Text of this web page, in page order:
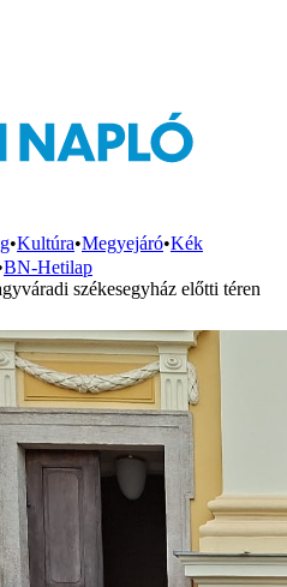
•Kultúra•Megyejáró•Kék
BN-Hetilap
székesegyház előtti téren